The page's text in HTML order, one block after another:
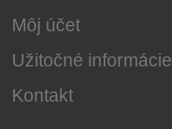
Môj účet
Užitočné informácie
Kontakt